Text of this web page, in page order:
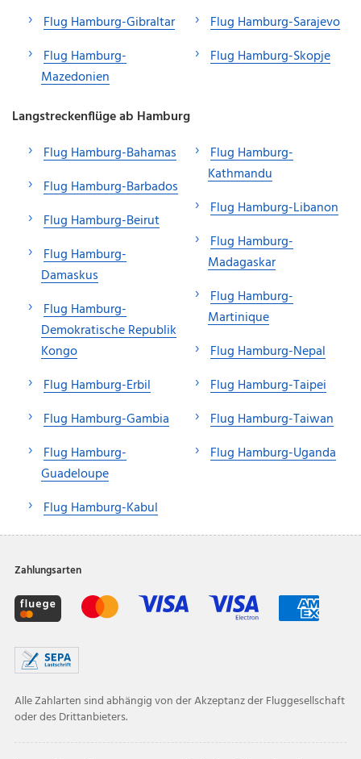
Flug Hamburg-Gibraltar
Flug Hamburg-
Mazedonien
Flug Hamburg-Sarajevo
Flug Hamburg-Skopje
Langstreckenflüge ab Hamburg
Flug Hamburg-Bahamas
Flug Hamburg-Barbados
Flug Hamburg-Beirut
Flug Hamburg-
Damaskus
Flug Hamburg-
Demokratische Republik
Kongo
Flug Hamburg-Erbil
Flug Hamburg-Gambia
Flug Hamburg-
Guadeloupe
Flug Hamburg-Kabul
Flug Hamburg-
Kathmandu
Flug Hamburg-Libanon
Flug Hamburg-
Madagaskar
Flug Hamburg-
Martinique
Flug Hamburg-Nepal
Flug Hamburg-Taipei
Flug Hamburg-Taiwan
Flug Hamburg-Uganda